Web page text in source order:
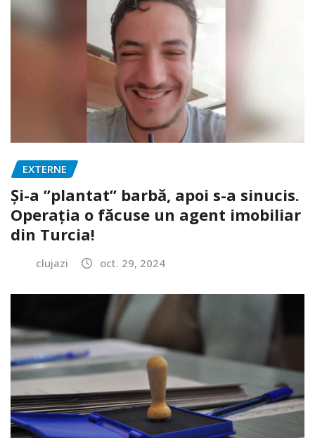
EXTERNE
Și-a ”plantat” barbă, apoi s-a sinucis.
Operația o făcuse un agent imobiliar
din Turcia!
clujazi oct. 29, 2024